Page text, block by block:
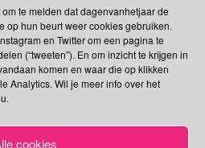
te melden dat dagenvanhetjaar de
op hun beurt weer cookies gebruiken.
en Twitter om een pagina te
(“tweeten”). En om inzicht te krijgen in
komen en waar die op klikken
Analytics. Wil je meer info over het
cookies
die de opleiding
door middel van een
van de Nederlandse
de IBB competitie.